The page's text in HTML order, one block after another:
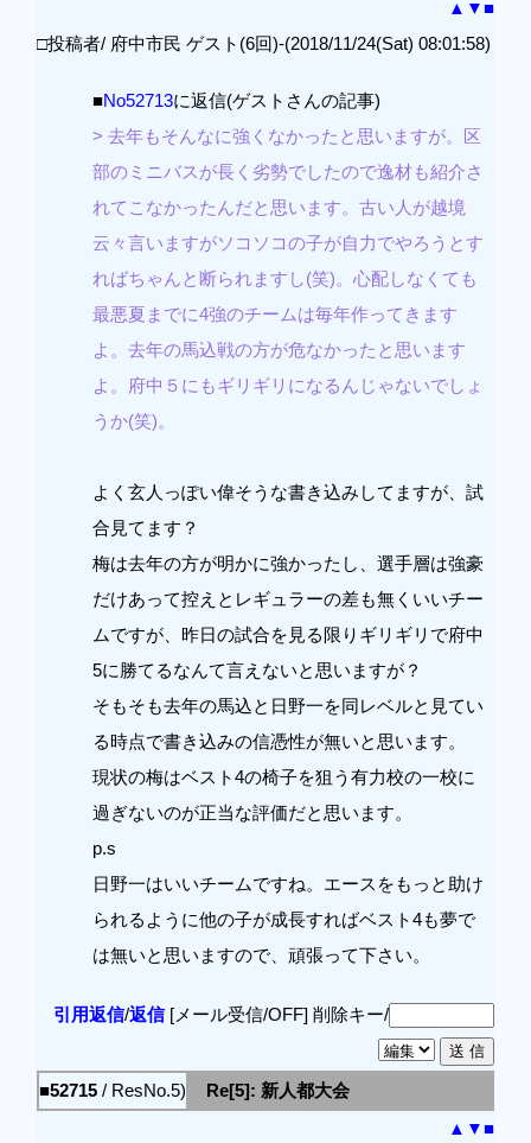
▲ ▼■
□投稿者/ 府中市民 ゲスト(6回)-(2018/11/24(Sat) 08:01:58)
■No52713に返信(ゲストさんの記事)
> 去年もそんなに強くなかったと思いますが。区
部のミニバスが長く劣勢でしたので逸材も紹介さ
れてこなかったんだと思います。古い人が越境
云々言いますがソコソコの子が自力でやろうとす
ればちゃんと断られますし(笑)。心配しなくても
最悪夏までに4強のチームは毎年作ってきます
よ。去年の馬込戦の方が危なかったと思います
よ。府中５にもギリギリになるんじゃないでしょ
うか(笑)。
よく玄人っぽい偉そうな書き込みしてますが、試
合見てます？
梅は去年の方が明かに強かったし、選手層は強豪
だけあって控えとレギュラーの差も無くいいチー
ムですが、昨日の試合を見る限りギリギリで府中
5に勝てるなんて言えないと思いますが？
そもそも去年の馬込と日野一を同レベルと見てい
る時点で書き込みの信憑性が無いと思います。
現状の梅はベスト4の椅子を狙う有力校の一校に
過ぎないのが正当な評価だと思います。
p.s
日野一はいいチームですね。エースをもっと助け
られるように他の子が成長すればベスト4も夢で
は無いと思いますので、頑張って下さい。
引用返信/返信[メール受信/OFF] 削除キー/
■52715 / ResNo.5)
Re[5]: 新人都大会
▲ ▼■